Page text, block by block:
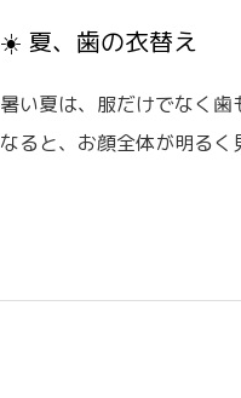
☀️ 夏、歯の衣替え
暑い夏は、服だけでなく
なると、お顔全体が明る